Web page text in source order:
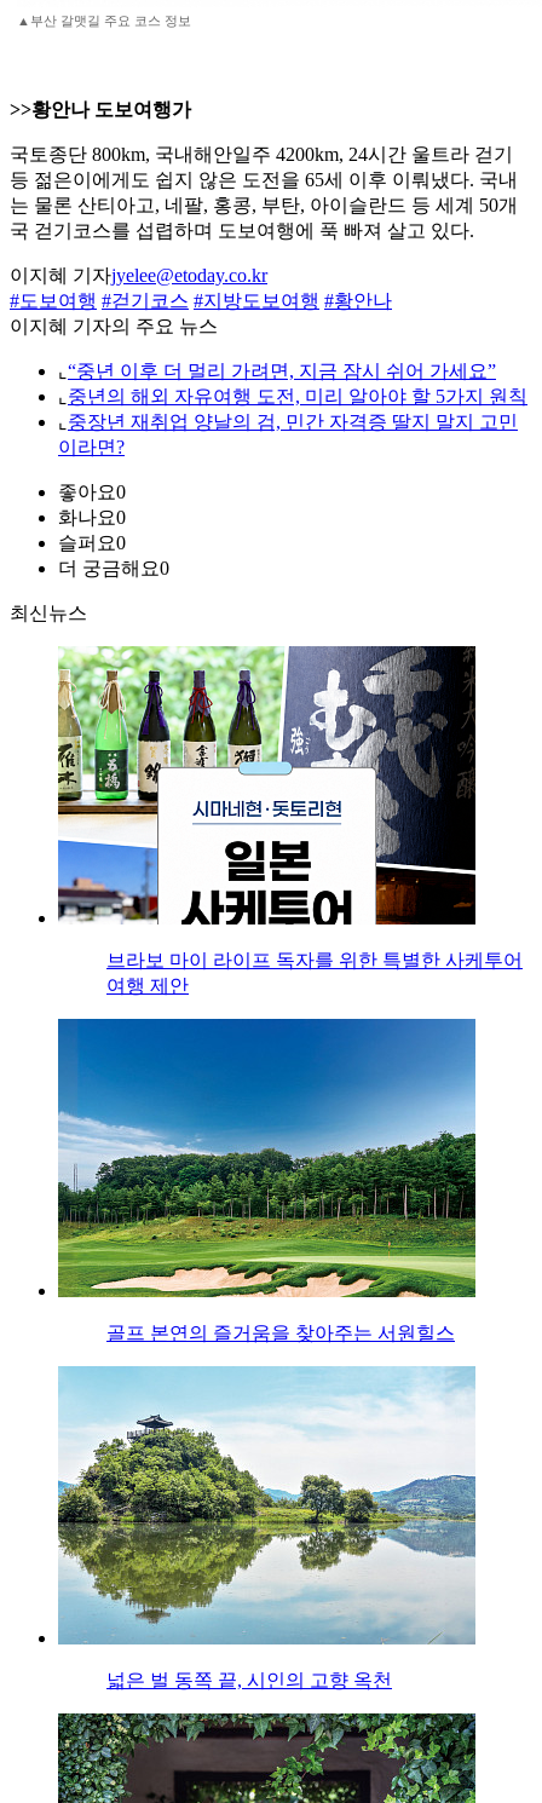
▲부산 갈맷길 주요 코스 정보
>>황안나 도보여행가
국토종단 800km, 국내해안일주 4200km, 24시간 울트라 걷기
등 젊은이에게도 쉽지 않은 도전을 65세 이후 이뤄냈다. 국내
는 물론 산티아고, 네팔, 홍콩, 부탄, 아이슬란드 등 세계 50개
국 걷기코스를 섭렵하며 도보여행에 푹 빠져 살고 있다.
이지혜 기자jyelee@etoday.co.kr
#도보여행 #걷기코스 #지방도보여행 #황안나
이지혜 기자의 주요 뉴스
⌞ “중년 이후 더 멀리 가려면, 지금 잠시 쉬어 가세요”
⌞ 중년의 해외 자유여행 도전, 미리 알아야 할 5가지 원칙
⌞ 중장년 재취업 양날의 검, 민간 자격증 딸지 말지 고민
이라면?
좋아요0
화나요0
슬퍼요0
더 궁금해요0
최신뉴스
브라보 마이 라이프 독자를 위한 특별한 사케투어
여행 제안
골프 본연의 즐거움을 찾아주는 서원힐스
넓은 벌 동쪽 끝, 시인의 고향 옥천